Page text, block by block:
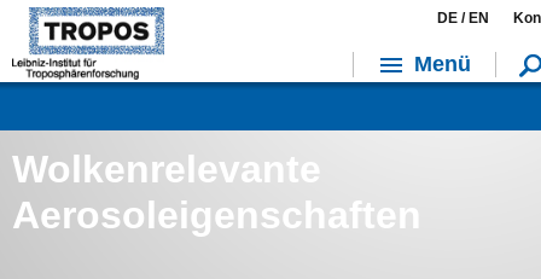
Wolkenrelevante
Aerosoleigenschaften
DE /EN
Menü